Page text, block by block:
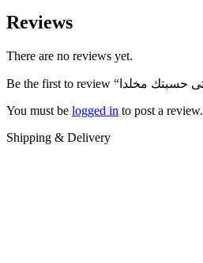
Reviews
There are no reviews yet.
You must be logged in to post a review.
Shipping & Delivery